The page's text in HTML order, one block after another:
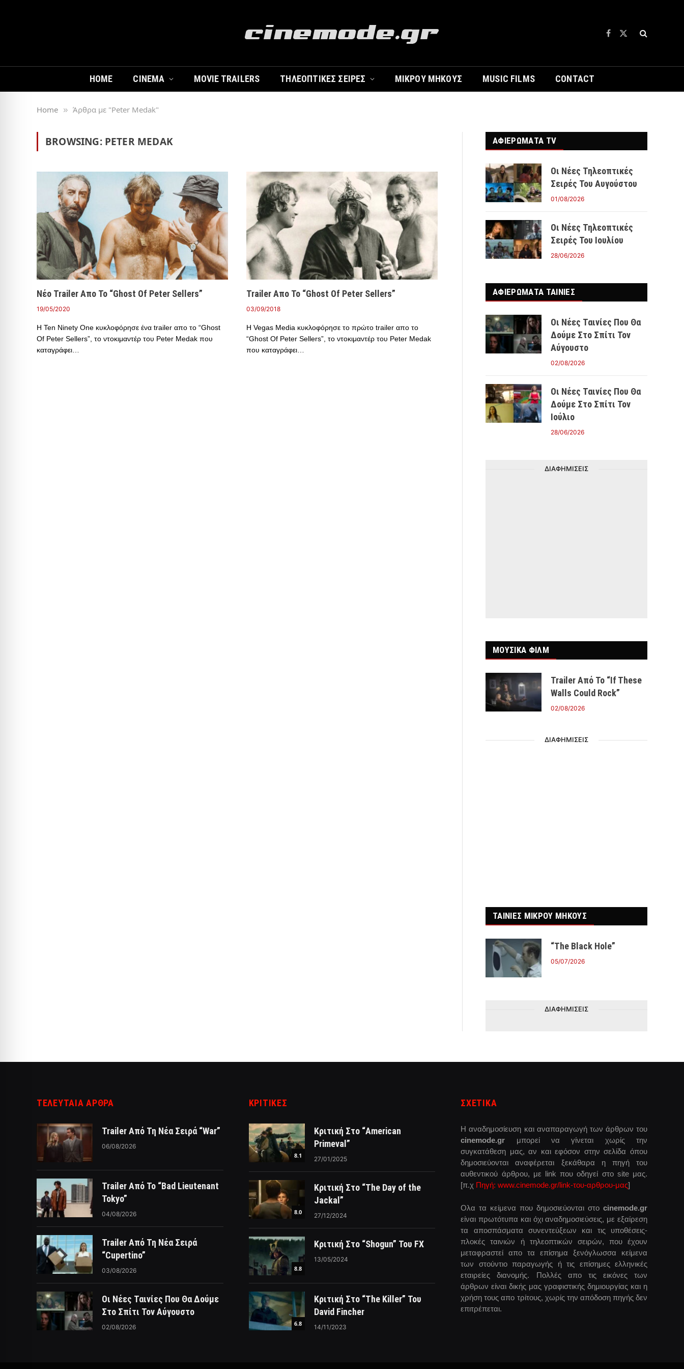
Facebook
X
HOME CINEMA MOVIE TRAILERS ΤΗΛΕΟΠΤΙΚΈΣ ΣΕΙΡΈΣ ΜΙΚΡΟΎ ΜΉΚΟΥΣ MUSIC FILMS CONTACT
Home » Άρθρα με "Peter Medak"
BROWSING: PETER MEDAK
Νέο Trailer Απο Το “Ghost Of Peter Sellers”
19/05/2020
Η Ten Ninety One κυκλοφόρησε ένα trailer απο το “Ghost
Of Peter Sellers”, το ντοκιμαντέρ του Peter Medak που
καταγράφει…
Trailer Απο Το “Ghost Of Peter Sellers”
03/09/2018
Η Vegas Media κυκλοφόρησε το πρώτο trailer απο το
“Ghost Of Peter Sellers”, το ντοκιμαντέρ του Peter Medak
που καταγράφει…
ΑΦΙΕΡΩΜΑΤΑ TV
Οι Νέες Τηλεοπτικές
Σειρές Του Αυγούστου
01/08/2026
Οι Νέες Τηλεοπτικές
Σειρές Του Ιουλίου
28/06/2026
ΑΦΙΕΡΩΜΑΤΑ ΤΑΙΝΊΕΣ
Οι Νέες Ταινίες Που Θα
Δούμε Στο Σπίτι Τον
Αύγουστο
02/08/2026
Οι Νέες Ταινίες Που Θα
Δούμε Στο Σπίτι Τον
Ιούλιο
28/06/2026
ΔΙΑΦΗΜΙΣΕΙΣ
ΜΟΥΣΙΚΑ ΦΙΛΜ
Trailer Από Το “If These
Walls Could Rock”
02/08/2026
ΔΙΑΦΗΜΙΣΕΙΣ
ΤΑΙΝΙΕΣ ΜΙΚΡΟΥ ΜΗΚΟΥΣ
“The Black Hole”
05/07/2026
ΔΙΑΦΗΜΙΣΕΙΣ
ΤΕΛΕΥΤΑΙΑ ΑΡΘΡΑ
Trailer Από Τη Νέα Σειρά “War”
06/08/2026
Trailer Από Το “Bad Lieutenant
Tokyo”
04/08/2026
Trailer Από Τη Νέα Σειρά
“Cupertino”
03/08/2026
Οι Νέες Ταινίες Που Θα Δούμε
Στο Σπίτι Τον Αύγουστο
02/08/2026
ΚΡΙΤΙΚΈΣ
8.1
Κριτική Στο “American
Primeval”
27/01/2025
8.0
Κριτική Στο “The Day of the
Jackal”
27/12/2024
8.8
Κριτική Στο “Shogun” Του FX
13/05/2024
6.8
Κριτική Στο “The Killer” Του
David Fincher
14/11/2023
ΣΧΕΤΙΚΑ
Η αναδημοσίευση και αναπαραγωγή των άρθρων του
cinemode.gr μπορεί να γίνεται χωρίς την
συγκατάθεση μας, αν και εφόσον στην σελίδα όπου
δημοσιεύονται αναφέρεται ξεκάθαρα η πηγή του
αυθεντικού άρθρου, με link που οδηγεί στο site μας.
[π.χ Πηγή: www.cinemode.gr/link-του-αρθρου-μας]
Ολα τα κείμενα που δημοσιεύονται στο cinemode.gr
είναι πρωτότυπα και όχι αναδημοσιεύσεις, με εξαίρεση
τα αποσπάσματα συνεντεύξεων και τις υποθέσεις-
πλοκές ταινιών ή τηλεοπτικών σειρών, που έχουν
μεταφραστεί απο τα επίσημα ξενόγλωσσα κείμενα
των στούντιο παραγωγής ή τις επίσημες ελληνικές
εταιρείες διανομής. Πολλές απο τις εικόνες των
άρθρων είναι δικής μας γραφιστικής δημιουργίας και η
χρήση τους απο τρίτους, χωρίς την απόδοση πηγής δεν
επιτρέπεται.